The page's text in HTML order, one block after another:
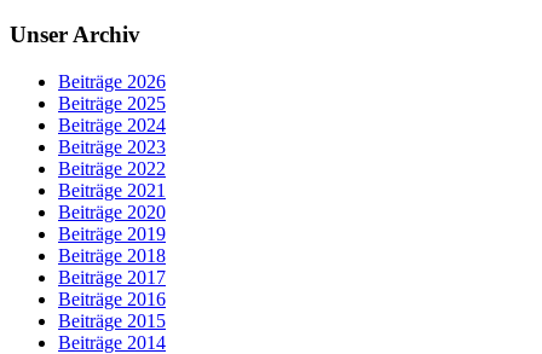
Unser Archiv
Beiträge 2026
Beiträge 2025
Beiträge 2024
Beiträge 2023
Beiträge 2022
Beiträge 2021
Beiträge 2020
Beiträge 2019
Beiträge 2018
Beiträge 2017
Beiträge 2016
Beiträge 2015
Beiträge 2014